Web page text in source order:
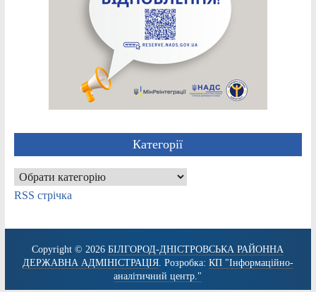
Категорії
Категорії
RSS стрічка
Copyright © 2026БІЛГОРОД-ДНІСТРОВСЬКА РАЙОННА
ДЕРЖАВНА АДМІНІСТРАЦІЯ. Розробка: КП "Інформаційно-
аналітичний центр."